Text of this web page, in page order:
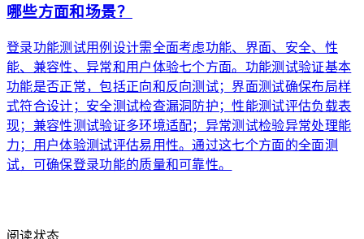
哪些方面和场景？
登录功能测试用例设计需全面考虑功能、界面、安全、性
能、兼容性、异常和用户体验七个方面。功能测试验证基本
功能是否正常，包括正向和反向测试；界面测试确保布局样
式符合设计；安全测试检查漏洞防护；性能测试评估负载表
现；兼容性测试验证多环境适配；异常测试检验异常处理能
力；用户体验测试评估易用性。通过这七个方面的全面测
试，可确保登录功能的质量和可靠性。